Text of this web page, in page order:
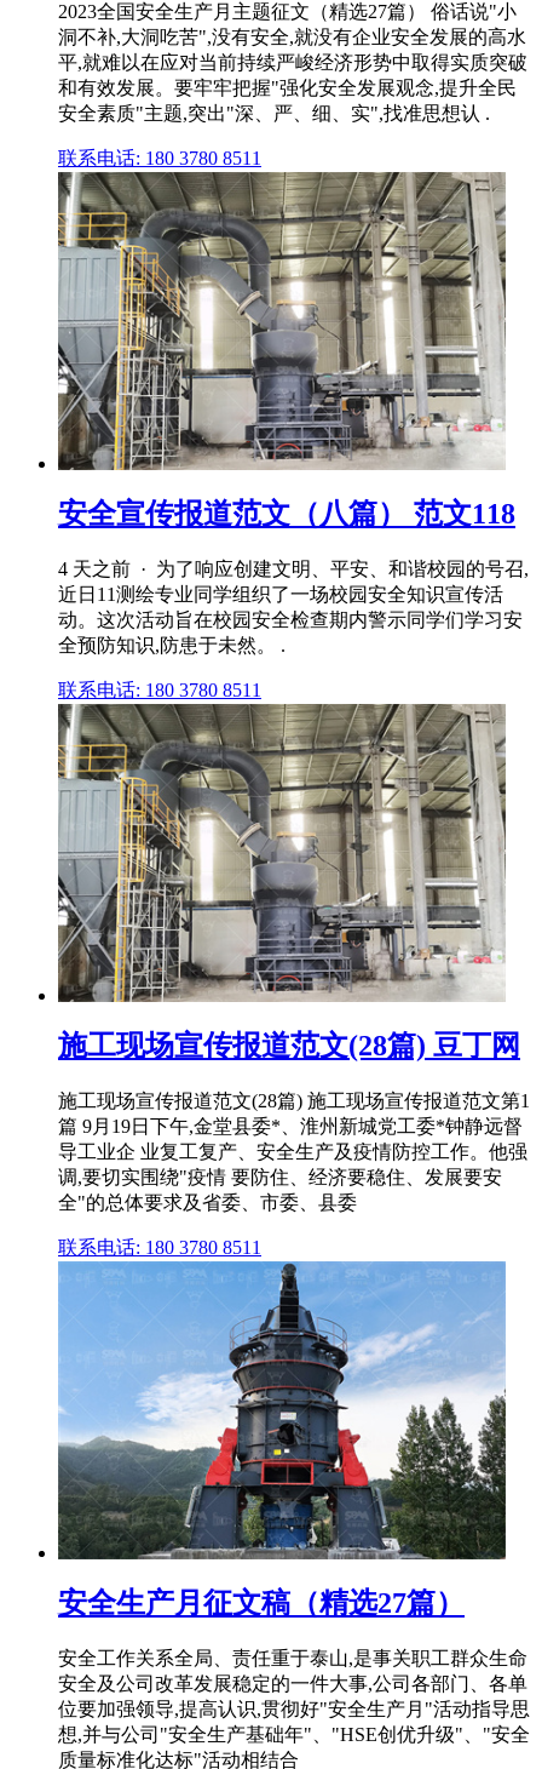
2023全国安全生产月主题征文（精选27篇） 俗话说"小
洞不补,大洞吃苦",没有安全,就没有企业安全发展的高水
平,就难以在应对当前持续严峻经济形势中取得实质突破
和有效发展。要牢牢把握"强化安全发展观念,提升全民
安全素质"主题,突出"深、严、细、实",找准思想认 .
联系电话: 180 3780 8511
安全宣传报道范文（八篇） 范文118
4 天之前 · 为了响应创建文明、平安、和谐校园的号召,
近日11测绘专业同学组织了一场校园安全知识宣传活
动。这次活动旨在校园安全检查期内警示同学们学习安
全预防知识,防患于未然。 .
联系电话: 180 3780 8511
施工现场宣传报道范文(28篇) 豆丁网
施工现场宣传报道范文(28篇) 施工现场宣传报道范文第1
篇 9月19日下午,金堂县委*、淮州新城党工委*钟静远督
导工业企 业复工复产、安全生产及疫情防控工作。他强
调,要切实围绕"疫情 要防住、经济要稳住、发展要安
全"的总体要求及省委、市委、县委
联系电话: 180 3780 8511
安全生产月征文稿（精选27篇）
安全工作关系全局、责任重于泰山,是事关职工群众生命
安全及公司改革发展稳定的一件大事,公司各部门、各单
位要加强领导,提高认识,贯彻好"安全生产月"活动指导思
想,并与公司"安全生产基础年"、"HSE创优升级"、"安全
质量标准化达标"活动相结合